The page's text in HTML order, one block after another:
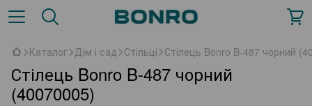
Каталог Дім і сад Стільці Стілець Bonro B-487 чорний
Стілець Bonro B-487 чорний
(40070005)